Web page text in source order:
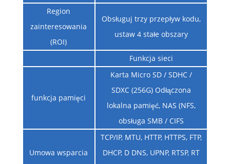
Region
zainteresowania
(ROI)
Obsługuj trzy przepływ kodu,
ustaw 4 stałe obszary
Funkcja sieci
funkcja pamięci
Karta Micro SD / SDHC /
SDXC (256G) Odłączona
lokalna pamięć, NAS (NFS,
obsługa SMB / CIFS
Umowa wsparcia
TCP/IP, MTU, HTTP, HTTPS, FTP,
DHCP, D DNS, UPNP, RTSP, RT